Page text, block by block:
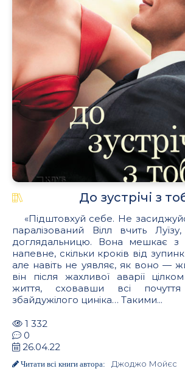
До зустрічі з
«Підштовхуй себе. Не
паралізований Вілл вчить
доглядальницю. Вона мешкає з
напевне, скільки кроків від
але навіть не уявляє, як воно —
він після жахливої аварії
життя, сховавши всі
збайдужілого циніка… Такими...
1 332
0
26.04.22
Читати всі книги автора: Джоджо Мойєс